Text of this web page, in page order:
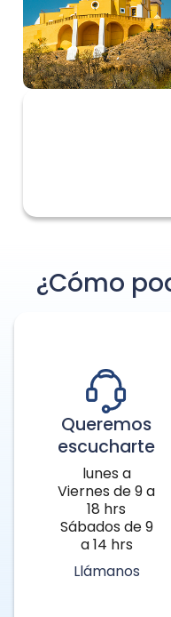
¿Cómo
Queremos
escucharte
lunes a
Viernes de 9 a
18 hrs
Sábados de 9
a 14 hrs
Llámanos